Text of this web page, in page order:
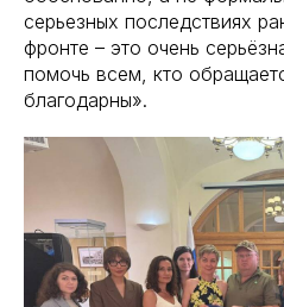
серьезных последствиях
фронте – это очень
помочь всем, кто
благодарны».